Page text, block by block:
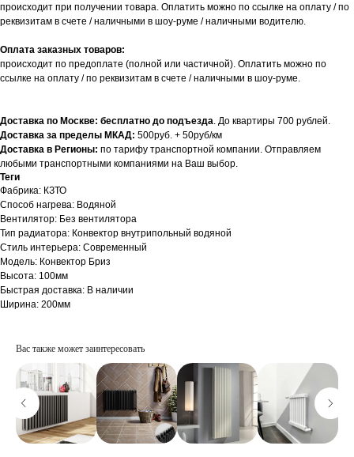
происходит при получении товара. Оплатить можно по ссылке на оплату / по
реквизитам в счете / наличными в шоу-руме / наличными водителю.
Оплата заказных товаров:
происходит по предоплате (полной или частичной). Оплатить можно по
ссылке на оплату / по реквизитам в счете / наличными в шоу-руме.
Доставка по Москве: бесплатно до подъезда. До квартиры 700 рублей.
Доставка за пределы МКАД: 500руб. + 50руб/км
Доставка в Регионы: по тарифу транспортной компании. Отправляем
любыми транспортными компаниями на Ваш выбор.
Теги
Фабрика: КЗТО
Способ нагрева: Водяной
Вентилятор: Без вентилятора
Тип радиатора: Конвектор внутрипольный водяной
Стиль интерьера: Современный
Модель: Конвектор Бриз
Высота: 100мм
Быстрая доставка: В наличии
Ширина: 200мм
Вас также может заинтересовать